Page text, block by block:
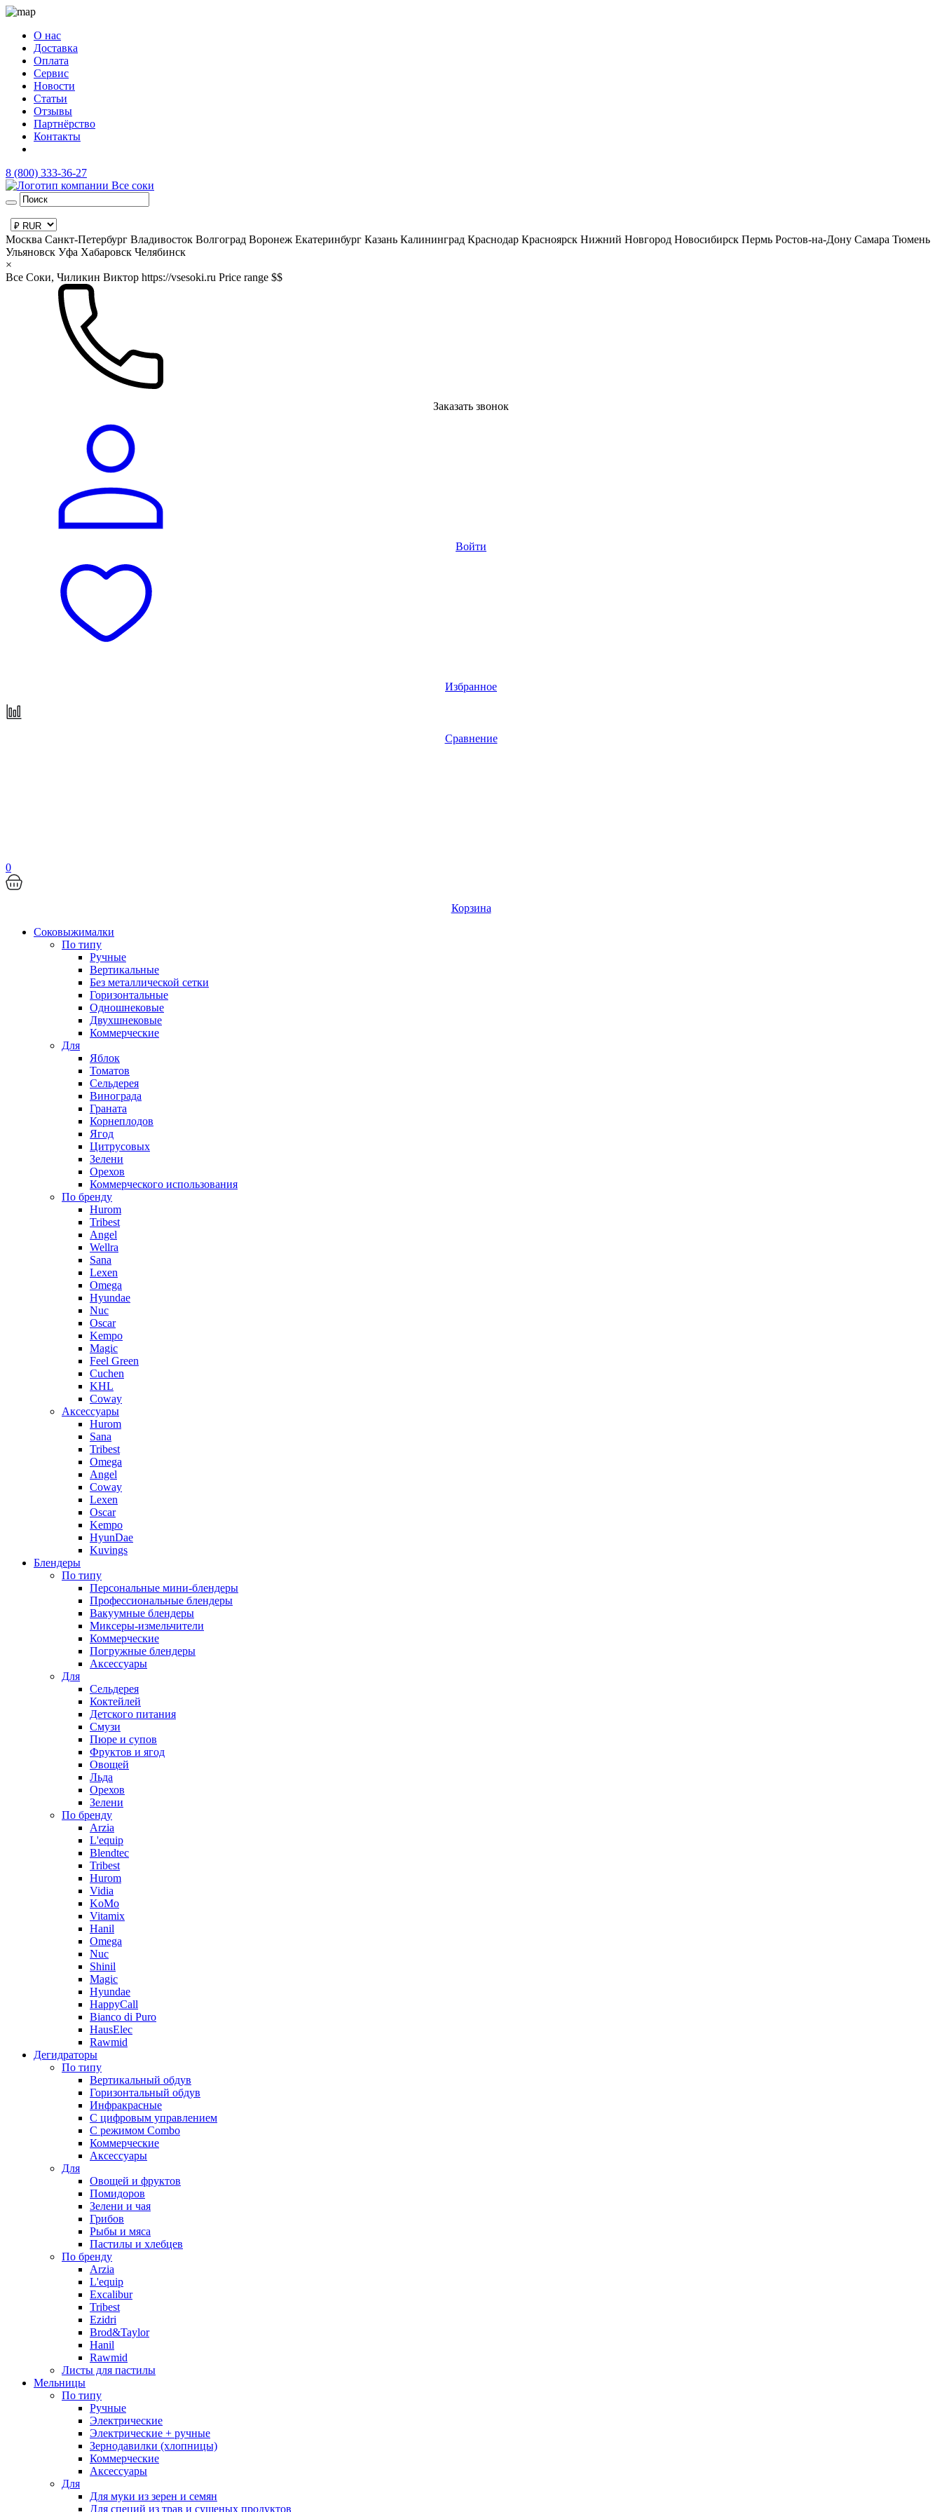
О нас
Доставка
Оплата
Сервис
Новости
Статьи
Отзывы
Партнёрство
Контакты
8 (800) 333-36-27
Москва Санкт-Петербург Владивосток Волгоград Воронеж Екатеринбург Казань Калининград Краснодар Красноярск Нижний Новгород Новосибирск Пермь Ростов-на-Дону Самара Тюмень
Ульяновск Уфа Хабаровск Челябинск
×
Все Соки, Чиликин Виктор https://vsesoki.ru Price range $$
Заказать звонок
Войти
Избранное
Сравнение
0
Корзина
Соковыжималки
По типу
Ручные
Вертикальные
Без металлической сетки
Горизонтальные
Одношнековые
Двухшнековые
Коммерческие
Для
Яблок
Томатов
Cельдерея
Винограда
Граната
Корнеплодов
Ягод
Цитрусовых
Зелени
Орехов
Коммерческого использования
По бренду
Hurom
Tribest
Angel
Wellra
Sana
Lexen
Omega
Hyundae
Nuc
Oscar
Kempo
Magic
Feel Green
Cuchen
KHL
Coway
Аксессуары
Hurom
Sana
Tribest
Omega
Angel
Coway
Lexen
Oscar
Kempo
HyunDae
Kuvings
Блендеры
По типу
Персональные мини-блендеры
Профессиональные блендеры
Вакуумные блендеры
Миксеры-измельчители
Коммерческие
Погружные блендеры
Аксессуары
Для
Сельдерея
Коктейлей
Детского питания
Смузи
Пюре и супов
Фруктов и ягод
Овощей
Льда
Орехов
Зелени
По бренду
Arzia
L'equip
Blendtec
Tribest
Hurom
Vidia
KoMo
Vitamix
Hanil
Omega
Nuc
Shinil
Magic
Hyundae
HappyCall
Bianco di Puro
HausElec
Rawmid
Дегидраторы
По типу
Вертикальный обдув
Горизонтальный обдув
Инфракрасные
С цифровым управлением
С режимом Combo
Коммерческие
Аксессуары
Для
Овощей и фруктов
Помидоров
Зелени и чая
Грибов
Рыбы и мяса
Пастилы и хлебцев
По бренду
Arzia
L'equip
Excalibur
Tribest
Ezidri
Brod&Taylor
Hanil
Rawmid
Листы для пастилы
Мельницы
По типу
Ручные
Электрические
Электрические + ручные
Зернодавилки (хлопницы)
Коммерческие
Аксессуары
Для
Для муки из зерен и семян
Для специй из трав и сушеных продуктов